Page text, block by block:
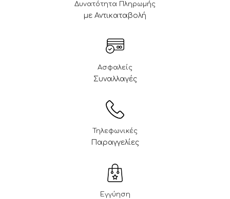
Δυνατότητα Πληρωμής
με Αντικαταβολή
Ασφαλείς
Συναλλαγές
Τηλεφωνικές
Παραγγελίες
Εγγύηση